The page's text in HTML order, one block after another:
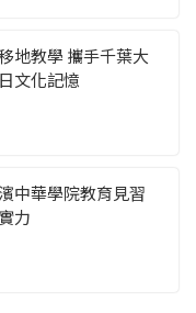
地教學 攜手千葉大
文化記憶
中華學院教育見習
力